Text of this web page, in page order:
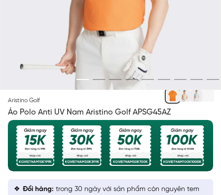
Aristino Golf
Áo Polo Anti UV Nam Aristino Golf APSG45AZ
Đổi hàng: trong 30 ngày với sản phẩm còn nguyên tem